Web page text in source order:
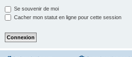
Se souvenir de moi
Cacher mon statut en ligne pour cette session